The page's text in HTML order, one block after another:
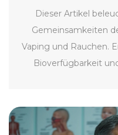
Dieser Artikel
Gemeinsamkeiten
Vaping und Rauchen.
Bioverfügbarkeit